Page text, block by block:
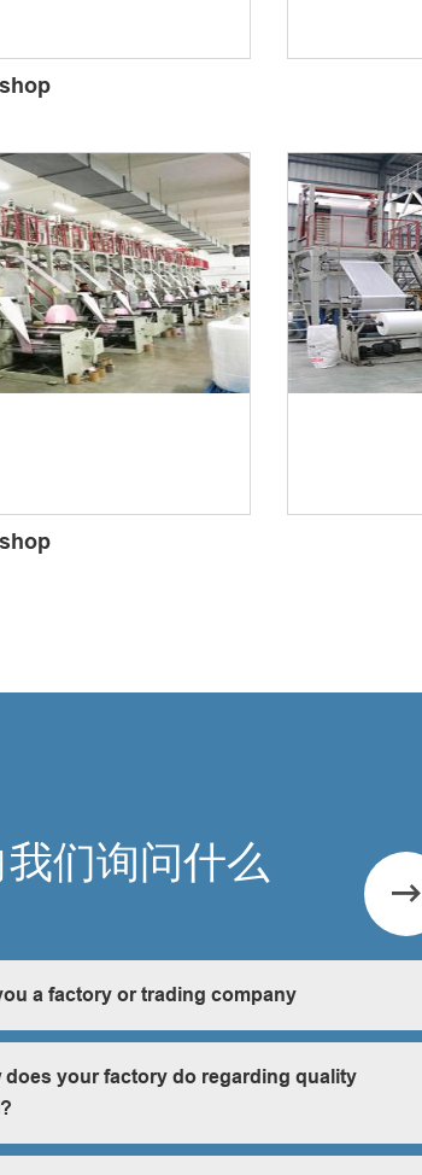
们询问什么

a factory or trading company
we can guarantee our price is first-hand, very
does your factory do regarding quality
your factory do regarding quality control?